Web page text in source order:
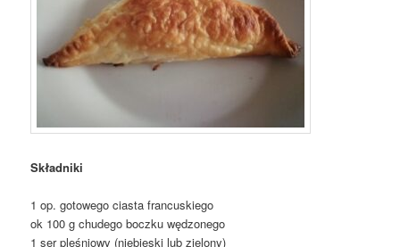
Składniki
1 op. gotowego ciasta francuskiego
ok 100 g chudego boczku wędzonego
1 ser pleśniowy (niebieski lub zielony)